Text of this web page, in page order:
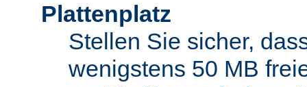
Plattenplatz
Stellen Sie sicher,
wenigstens 50 MB